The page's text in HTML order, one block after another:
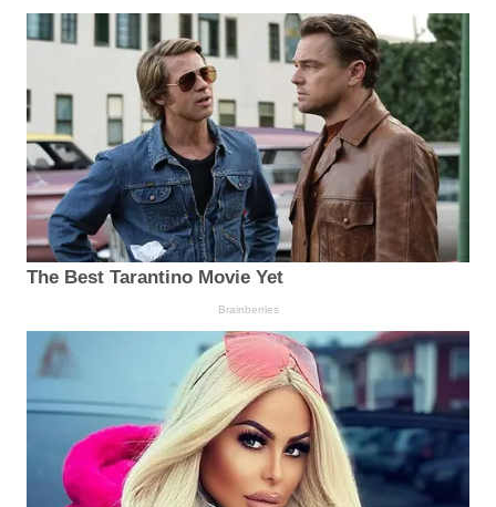
The Best Tarantino Movie Yet
Brainberries